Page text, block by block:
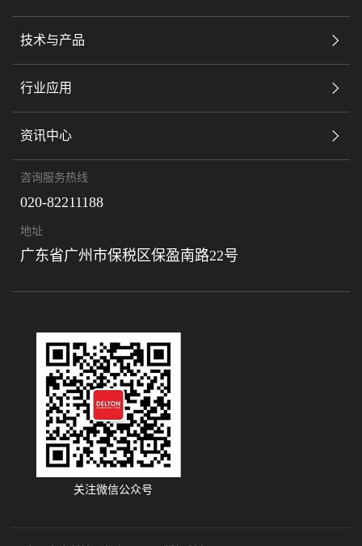
技术与产品
行业应用
资讯中心
咨询服务热线
020-82211188
地址
广东省广州市保税区保盈南路22号
关注微信公众号